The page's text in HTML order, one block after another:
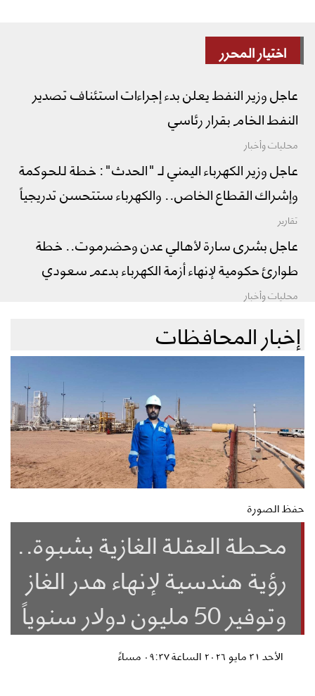
اختيار المحرر
عاجل وزير النفط يعلن بدء إجراءات استئناف تصدير
النفط الخام بقرار رئاسي
محليات وأخبار
عاجل وزير الكهرباء اليمني لـ "الحدث": خطة للحوكمة
وإشراك القطاع الخاص.. والكهرباء ستتحسن تدريجياً
تقارير
عاجل بشرى سارة لأهالي عدن وحضرموت.. خطة
طوارئ حكومية لإنهاء أزمة الكهرباء بدعم سعودي
محليات وأخبار
إخبار المحافظات
حفظ الصورة
محطة العقلة الغازية بشبوة..
رؤية هندسية لإنهاء هدر الغاز
وتوفير 50 مليون دولار سنوياً
الأحد ٣١ مايو ٢٠٢٦ الساعة ٠٩:٣٧ مساءً